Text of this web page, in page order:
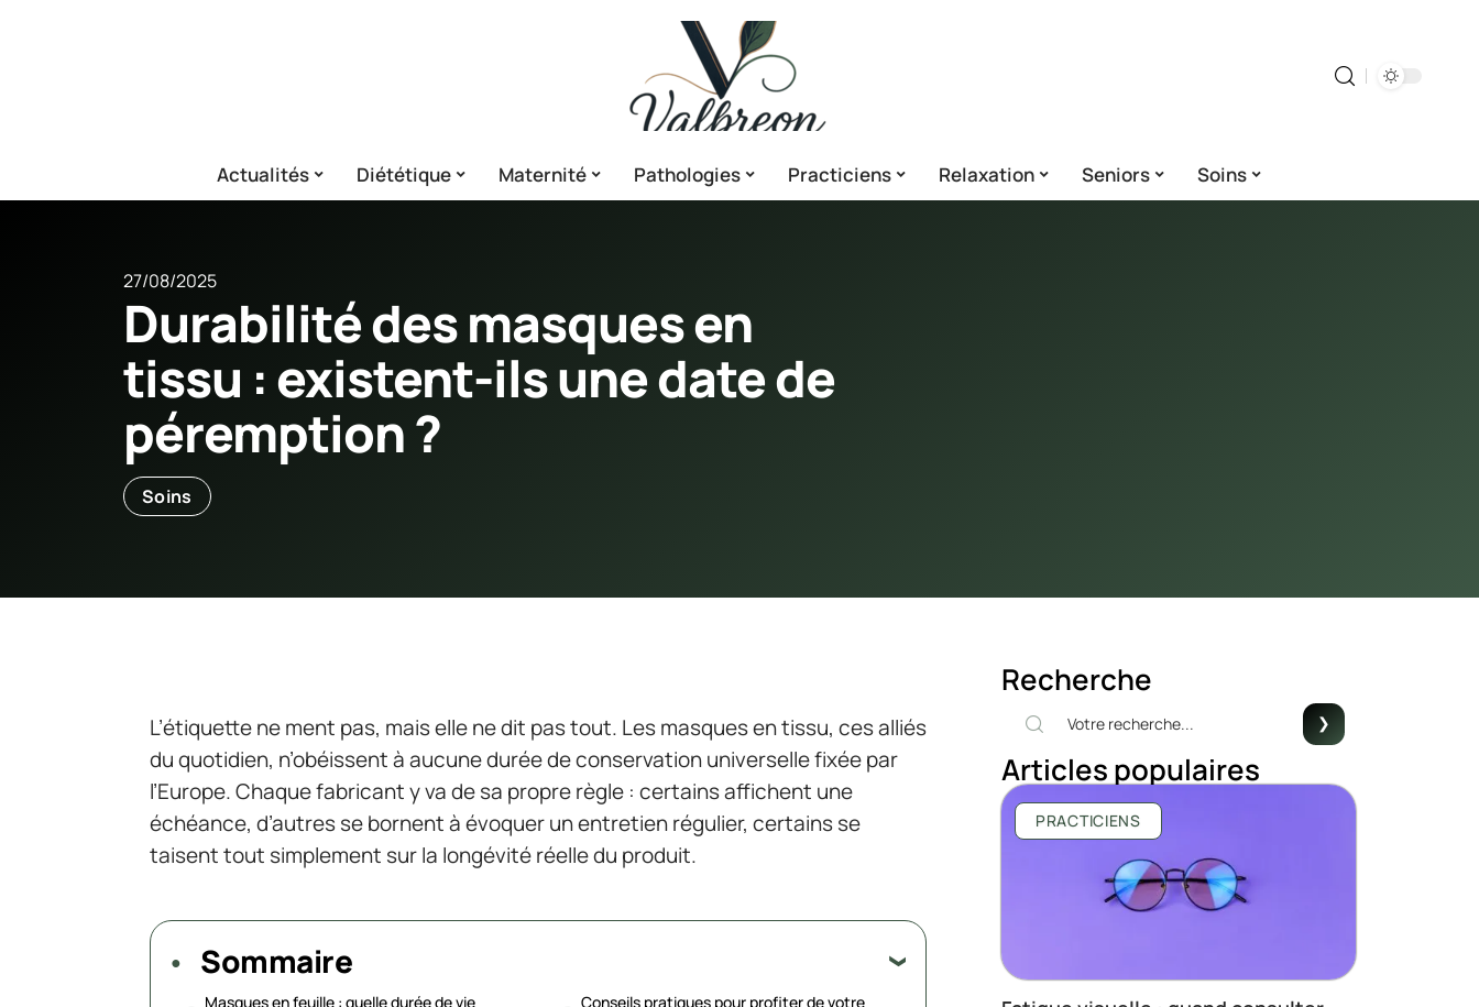
Actualités Diététique Maternité Pathologies Practiciens Relaxation Seniors Soins
27/08/2025
Durabilité des masques en
tissu : existent-ils une date de
péremption ?
Soins
L’étiquette ne ment pas, mais elle ne dit pas tout. Les masques en tissu, ces alliés
du quotidien, n’obéissent à aucune durée de conservation universelle fixée par
l’Europe. Chaque fabricant y va de sa propre règle : certains affichent une
échéance, d’autres se bornent à évoquer un entretien régulier, certains se
taisent tout simplement sur la longévité réelle du produit.
Sommaire
Masques en feuille : quelle durée de vie
Conseils pratiques pour profiter de votre
Recherche
Articles populaires
PRACTICIENS